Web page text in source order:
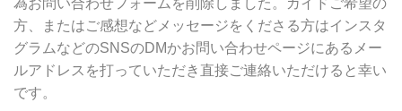
為お問い合わせフォームを削除しました。ガイドご希望の
方、またはご感想などメッセージをくださる方はインスタ
グラムなどのSNSのDMかお問い合わせページにあるメー
ルアドレスを打っていただき直接ご連絡いただけると幸い
です。